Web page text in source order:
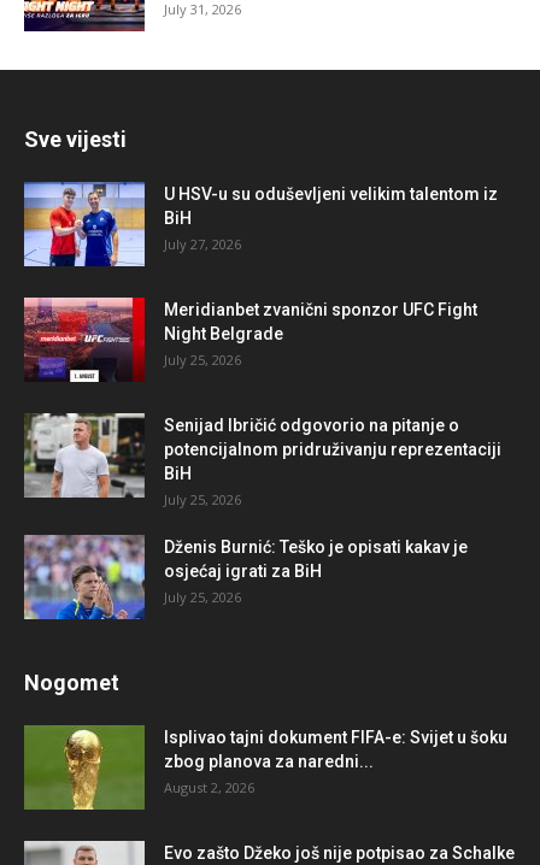
July 31, 2026
Sve vijesti
U HSV-u su oduševljeni velikim talentom iz
BiH
July 27, 2026
Meridianbet zvanični sponzor UFC Fight
Night Belgrade
July 25, 2026
Senijad Ibričić odgovorio na pitanje o
potencijalnom pridruživanju reprezentaciji
BiH
July 25, 2026
Dženis Burnić: Teško je opisati kakav je
osjećaj igrati za BiH
July 25, 2026
Nogomet
Isplivao tajni dokument FIFA-e: Svijet u šoku
zbog planova za naredni...
August 2, 2026
Evo zašto Džeko još nije potpisao za Schalke